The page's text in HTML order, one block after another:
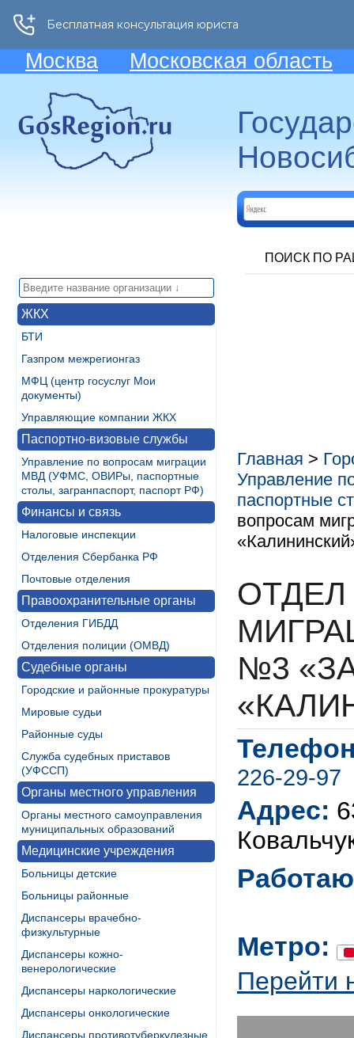
Москва Московская область
ПОИСК ПО
ЖКХ
БТИ
Газпром межрегионгаз
МФЦ (центр госуслуг Мои
документы)
Управляющие компании ЖКХ
Паспортно-визовые службы
Управление по вопросам миграции
МВД (УФМС, ОВИРы, паспортные
столы, загранпаспорт, паспорт РФ)
Финансы и связь
Налоговые инспекции
Отделения Сбербанка РФ
Почтовые отделения
Правоохранительные органы
Отделения ГИБДД
Отделения полиции (ОМВД)
Судебные органы
Городские и районные прокуратуры
Мировые судьи
Районные суды
Служба судебных приставов
(УФССП)
Органы местного управления
Органы местного самоуправления
муниципальных образований
Медицинские учреждения
Больницы детские
Больницы районные
Диспансеры врачебно-
физкультурные
Диспансеры кожно-
венерологические
Диспансеры наркологические
Диспансеры онкологические
Диспансеры противотуберкулезные
Главная >
Управление
паспортные
вопросам
№3
226-29-97
Адрес:
Метро:
Перейти